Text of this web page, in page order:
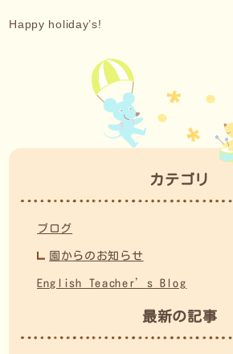
Happy holiday’s!
カテゴリ
ブログ
園からのお知らせ
English Teacher’s Blog
最新の記事